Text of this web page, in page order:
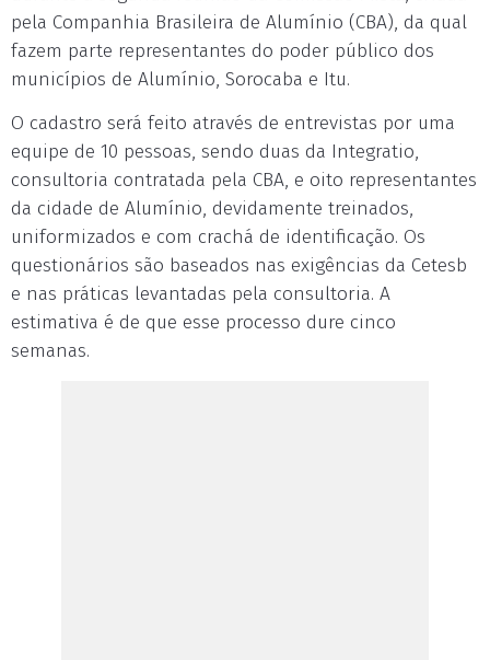
pela Companhia Brasileira de Alumínio (CBA), da qual
fazem parte representantes do poder público dos
municípios de Alumínio, Sorocaba e Itu.
O cadastro será feito através de entrevistas por uma
equipe de 10 pessoas, sendo duas da Integratio,
consultoria contratada pela CBA, e oito representantes
da cidade de Alumínio, devidamente treinados,
uniformizados e com crachá de identificação. Os
questionários são baseados nas exigências da Cetesb
e nas práticas levantadas pela consultoria. A
estimativa é de que esse processo dure cinco
semanas.